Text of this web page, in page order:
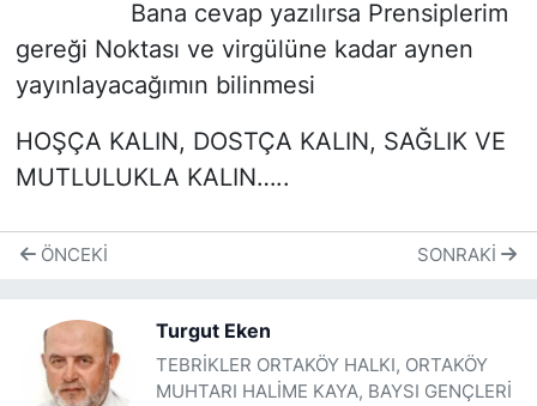
Bana cevap yazılırsa Prensiplerim
gereği Noktası ve virgülüne kadar aynen
yayınlayacağımın bilinmesi
HOŞÇA KALIN, DOSTÇA KALIN, SAĞLIK VE
MUTLULUKLA KALIN…..
ÖNCEKI SONRAKI
Turgut Eken
TEBRİKLER ORTAKÖY HALKI, ORTAKÖY
MUHTARI HALİME KAYA, BAYSI GENÇLERİ